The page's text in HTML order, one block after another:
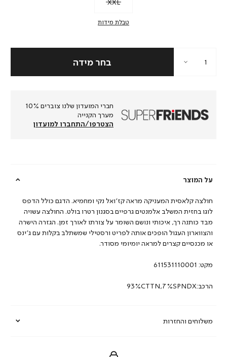
טבלת מידות
חברי המועדון שלנו צוברים 10%
מערך הקנייה
הצטרפו/התחברו למועדון
על המוצר
משלוחים והחזרות
חולצה קלאסית המעניקה מראה קז’ואל נקי ומחמיא. הדגם כולל הדפס
לוגו בחזית המשלב אלמנטים גרפיים בסגנון רטרו בולט. החולצה עשויה
מבד כותנה רך, איכותי ונושם השומר על צורתו לאורך זמן. הגזרה הישרה
והצווארון העגול הופכים אותה לפריט ורסטילי שמשתלב בקלות עם ג’ינס
או מכנסיים קצרים למראה יומיומי מסודר.
מקט: 611531110001
הרכב:93%CTTN,7%SPNDX